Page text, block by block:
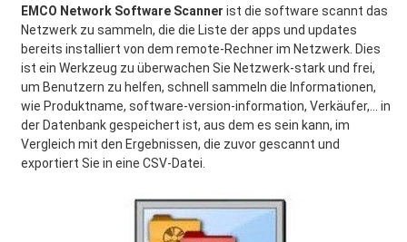
EMCO Network Software Scanner ist die software scannt das
Netzwerk zu sammeln, die die Liste der apps und updates
bereits installiert von dem remote-Rechner im Netzwerk. Dies
ist ein Werkzeug zu überwachen Sie Netzwerk-stark und frei,
um Benutzern zu helfen, schnell sammeln die Informationen,
wie Produktname, software-version-information, Verkäufer,... in
der Datenbank gespeichert ist, aus dem es sein kann, im
Vergleich mit den Ergebnissen, die zuvor gescannt und
exportiert Sie in eine CSV-Datei.